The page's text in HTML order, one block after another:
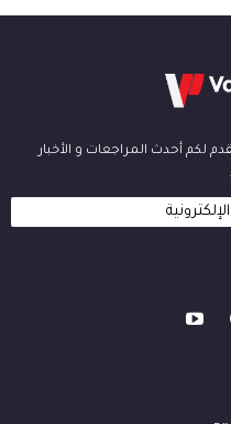
لكم أحدث المراجعات و الأخبار